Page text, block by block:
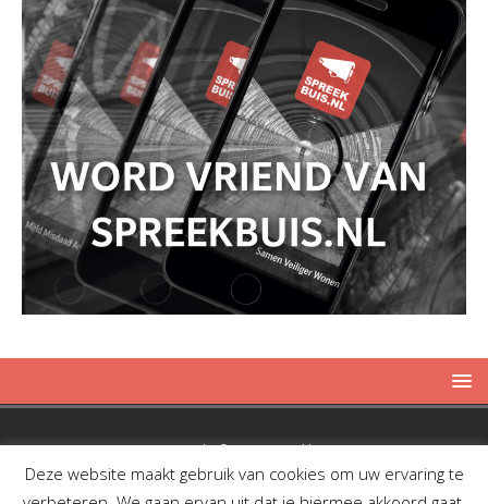
Copyright © 2019 Spreekbuis
Deze website maakt gebruik van cookies om uw ervaring te